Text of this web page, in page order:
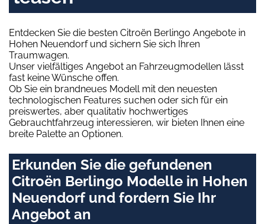
Entdecken Sie die besten Citroën Berlingo Angebote in
Hohen Neuendorf und sichern Sie sich Ihren
Traumwagen.
Unser vielfältiges Angebot an Fahrzeugmodellen lässt
fast keine Wünsche offen.
Ob Sie ein brandneues Modell mit den neuesten
technologischen Features suchen oder sich für ein
preiswertes, aber qualitativ hochwertiges
Gebrauchtfahrzeug interessieren, wir bieten Ihnen eine
breite Palette an Optionen.
Erkunden Sie die gefundenen
Citroën Berlingo Modelle in Hohen
Neuendorf und fordern Sie Ihr
Angebot an